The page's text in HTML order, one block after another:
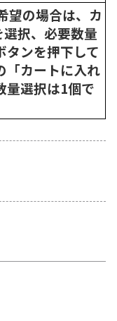
望の場合は、カ
択、必要数量
タンを押下して
「カートに入れ
量選択は1個で